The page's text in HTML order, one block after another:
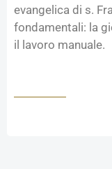
evangelica di s.
fondamentali: la
il lavoro manuale.